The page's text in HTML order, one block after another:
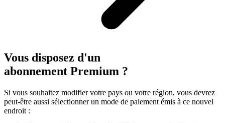
Vous disposez d'un
abonnement Premium ?
Si vous souhaitez modifier votre pays ou votre région, vous devrez
peut-être aussi sélectionner un mode de paiement émis à ce nouvel
endroit :